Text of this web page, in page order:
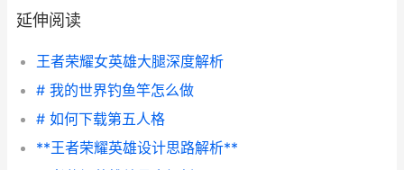
延伸阅读
王者荣耀女英雄大腿深度解析
# 我的世界钓鱼竿怎么做
# 如何下载第五人格
**王者荣耀英雄设计思路解析**